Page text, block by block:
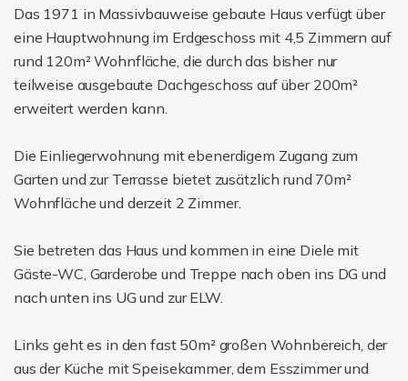
Das 1971 in Massivbauweise gebaute Haus verfügt über
eine Hauptwohnung im Erdgeschoss mit 4,5 Zimmern auf
rund 120m² Wohnfläche, die durch das bisher nur
teilweise ausgebaute Dachgeschoss auf über 200m²
erweitert werden kann.
Die Einliegerwohnung mit ebenerdigem Zugang zum
Garten und zur Terrasse bietet zusätzlich rund 70m²
Wohnfläche und derzeit 2 Zimmer.
Sie betreten das Haus und kommen in eine Diele mit
Gäste-WC, Garderobe und Treppe nach oben ins DG und
nach unten ins UG und zur ELW.
Links geht es in den fast 50m² großen Wohnbereich, der
aus der Küche mit Speisekammer, dem Esszimmer und